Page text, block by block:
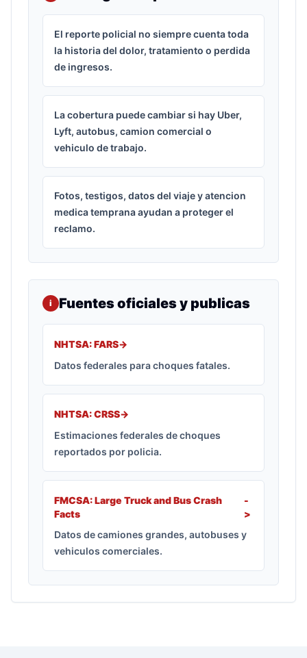
El reporte policial no siempre cuenta toda
la historia del dolor, tratamiento o perdida
de ingresos.
La cobertura puede cambiar si hay Uber,
Lyft, autobus, camion comercial o
vehiculo de trabajo.
Fotos, testigos, datos del viaje y atencion
medica temprana ayudan a proteger el
reclamo.
i Fuentes oficiales y publicas
NHTSA: FARS->
Datos federales para choques fatales.
NHTSA: CRSS->
Estimaciones federales de choques
reportados por policia.
FMCSA: Large Truck and Bus Crash
Facts
-
>
Datos de camiones grandes, autobuses y
vehiculos comerciales.